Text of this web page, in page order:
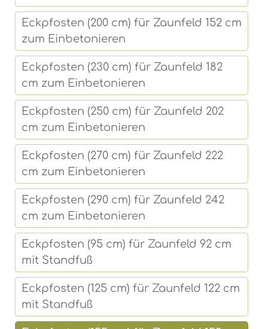
Eckpfosten (200 cm) für Zaunfeld 152 cm
zum Einbetonieren
Eckpfosten (230 cm) für Zaunfeld 182
cm zum Einbetonieren
Eckpfosten (250 cm) für Zaunfeld 202
cm zum Einbetonieren
Eckpfosten (270 cm) für Zaunfeld 222
cm zum Einbetonieren
Eckpfosten (290 cm) für Zaunfeld 242
cm zum Einbetonieren
Eckpfosten (95 cm) für Zaunfeld 92 cm
mit Standfuß
Eckpfosten (125 cm) für Zaunfeld 122 cm
mit Standfuß